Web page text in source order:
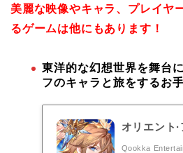
美麗な映像やキャラ、プレイヤ
るゲームは他にもあります！
東洋的な幻想世界を舞台
フのキャラと旅をするお
オリエント
Qookka